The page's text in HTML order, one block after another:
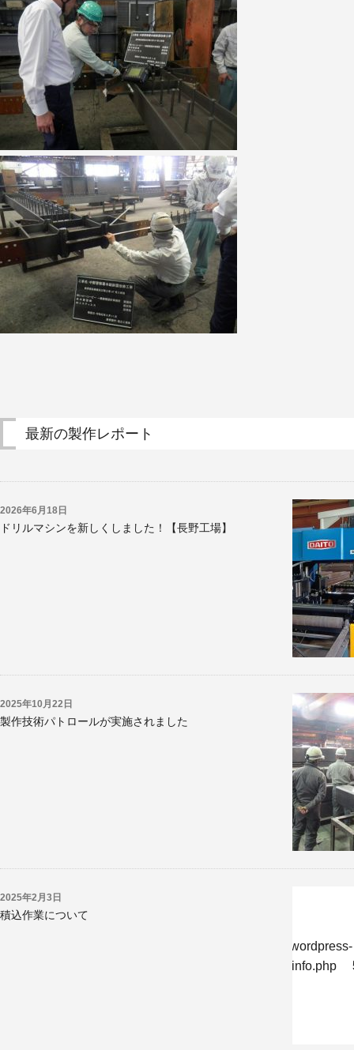
最新の製作レポート
2026年6月18日
ドリルマシンを新しくしました！【長野工場】
2025年10月22日
製作技術パトロールが実施されました
2025年2月3日
積込作業について
jp/r/e/gmoserver/8/6/sd0819286/kyoritsukogyo.jp/wordpress-
wp-content/themes/krk/single-reportinfo.php